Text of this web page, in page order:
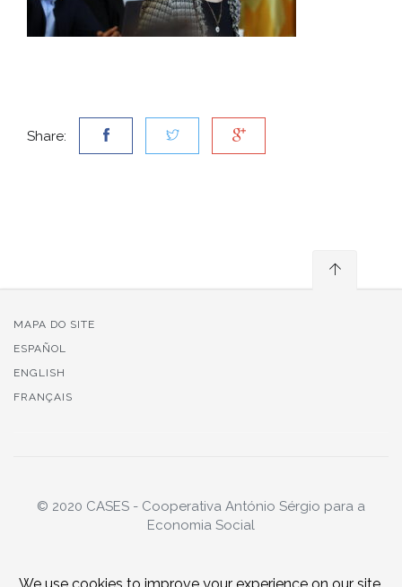
Share:
MAPA DO SITE
ESPAÑOL
ENGLISH
FRANÇAIS
© 2020 CASES - Cooperativa António Sérgio para a
Economia Social